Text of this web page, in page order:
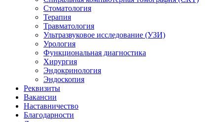
Стоматология
Терапия
Травматология
Ультразвуковое исследование (УЗИ)
Урология
Функциональная диагностика
Хирургия
Эндокринология
Эндоскопия
Реквизиты
Вакансии
Наставничество
Благодарности